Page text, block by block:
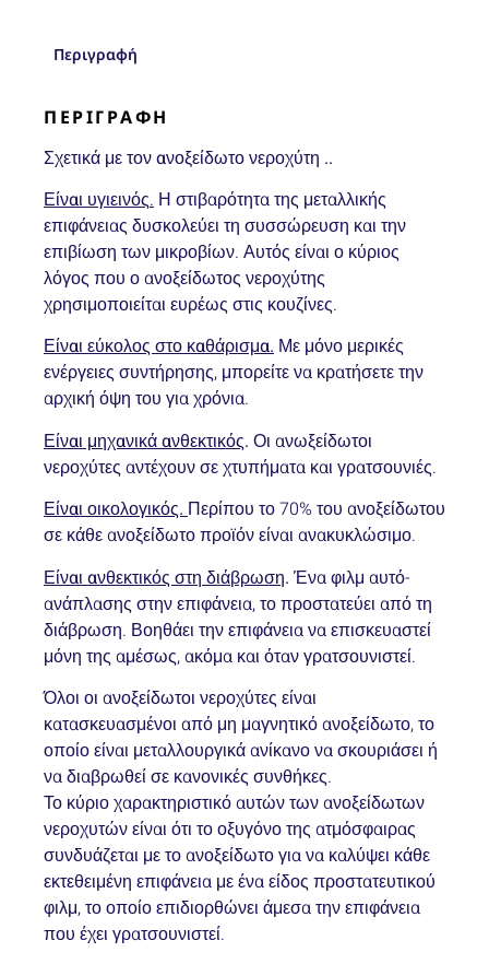
Περιγραφή
ΠΕΡΙΓΡΑΦΉ
Σχετικά με τον ανοξείδωτο νεροχύτη ..
Είναι υγιεινός. Η στιβαρότητα της μεταλλικής
επιφάνειας δυσκολεύει τη συσσώρευση και την
επιβίωση των μικροβίων. Αυτός είναι ο κύριος
λόγος που ο ανοξείδωτος νεροχύτης
χρησιμοποιείται ευρέως στις κουζίνες.
Είναι εύκολος στο καθάρισμα. Με μόνο μερικές
ενέργειες συντήρησης, μπορείτε να κρατήσετε την
αρχική όψη του για χρόνια.
Είναι μηχανικά ανθεκτικός. Οι ανωξείδωτοι
νεροχύτες αντέχουν σε χτυπήματα και γρατσουνιές.
Είναι οικολογικός.Περίπου το 70% του ανοξείδωτου
σε κάθε ανοξείδωτο προϊόν είναι ανακυκλώσιμο.
Είναι ανθεκτικός στη διάβρωση. Ένα φιλμ αυτό-
ανάπλασης στην επιφάνεια, το προστατεύει από τη
διάβρωση. Βοηθάει την επιφάνεια να επισκευαστεί
μόνη της αμέσως, ακόμα και όταν γρατσουνιστεί.
Όλοι οι ανοξείδωτοι νεροχύτες είναι
κατασκευασμένοι από μη μαγνητικό ανοξείδωτο, το
οποίο είναι μεταλλουργικά ανίκανο να σκουριάσει ή
να διαβρωθεί σε κανονικές συνθήκες.
Το κύριο χαρακτηριστικό αυτών των ανοξείδωτων
νεροχυτών είναι ότι το οξυγόνο της ατμόσφαιρας
συνδυάζεται με το ανοξείδωτο για να καλύψει κάθε
εκτεθειμένη επιφάνεια με ένα είδος προστατευτικού
φιλμ, το οποίο επιδιορθώνει άμεσα την επιφάνεια
που έχει γρατσουνιστεί.